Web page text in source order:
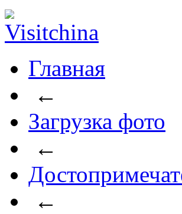
Главная
←
Загрузка фото
←
←